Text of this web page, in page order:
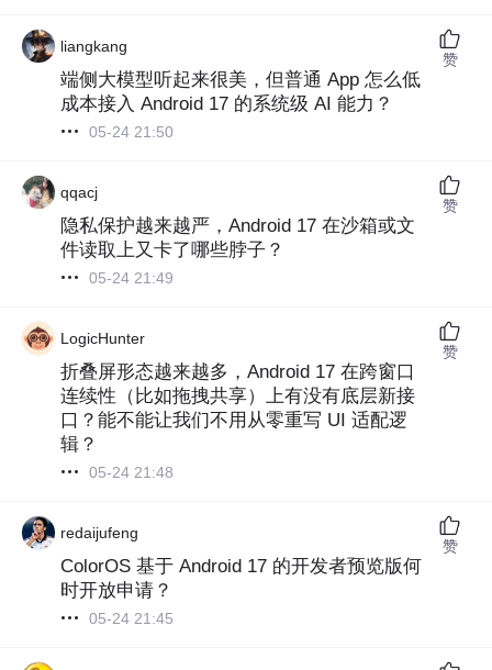
liangkang
端侧大模型听起来很美，但普通 App 怎么低
成本接入 Android 17 的系统级 AI 能力？
05-24 21:50
赞
qqacj
隐私保护越来越严，Android 17 在沙箱或文
件读取上又卡了哪些脖子？
05-24 21:49
赞
LogicHunter‌
折叠屏形态越来越多，Android 17 在跨窗口
连续性（比如拖拽共享）上有没有底层新接
口？能不能让我们不用从零重写 UI 适配逻
辑？
05-24 21:48
赞
redaijufeng
ColorOS 基于 Android 17 的开发者预览版何
时开放申请？
05-24 21:45
赞